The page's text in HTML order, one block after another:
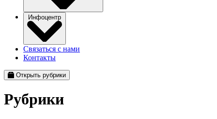
Инфоцентр
Связаться с нами
Контакты
Открыть рубрики
Рубрики